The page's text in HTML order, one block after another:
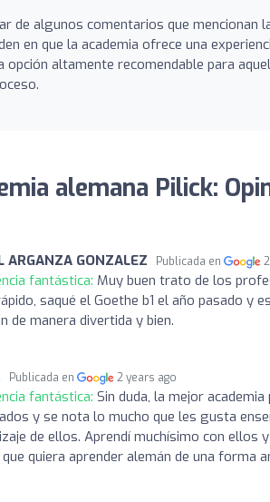
de algunos comentarios que mencionan
en que la academia ofrece una
opción altamente recomendable para
alemana Pilick:
ARGANZA GONZALEZ Publicada en
fantástica: Muy buen trato de los
saqué el Goethe b1 el año pasado y
de manera divertida y bien.
Publicada en 2 years ago
fantástica: Sin duda, la mejor
y se nota lo mucho que les gusta
de ellos. Aprendí muchísimo con ellos
quiera aprender alemán de una forma